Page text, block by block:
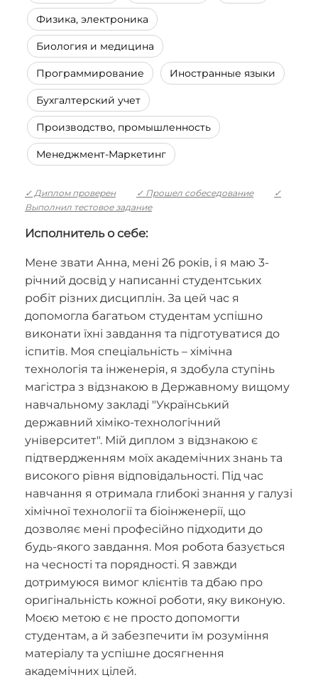
Физика, электроника
Биология и медицина
Программирование Иностранные языки
Бухгалтерский учет
Производство, промышленность
Менеджмент-Маркетинг
✓ Диплом проверен ✓ Прошел собеседование
✓
Выполнил тестовое задание
Исполнитель о себе:
Мене звати Анна, мені 26 років, і я маю 3-
річний досвід у написанні студентських
робіт різних дисциплін. За цей час я
допомогла багатьом студентам успішно
виконати їхні завдання та підготуватися до
іспитів. Моя спеціальність – хімічна
технологія та інженерія, я здобула ступінь
магістра з відзнакою в Державному вищому
навчальному закладі "Український
державний хіміко-технологічний
університет". Мій диплом з відзнакою є
підтвердженням моїх академічних знань та
високого рівня відповідальності. Під час
навчання я отримала глибокі знання у галузі
хімічної технології та біоінженерії, що
дозволяє мені професійно підходити до
будь-якого завдання. Моя робота базується
на чесності та порядності. Я завжди
дотримуюся вимог клієнтів та дбаю про
оригінальність кожної роботи, яку виконую.
Моєю метою є не просто допомогти
студентам, а й забезпечити їм розуміння
матеріалу та успішне досягнення
академічних цілей.